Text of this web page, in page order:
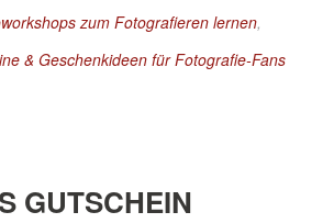
zum Fotografieren lernen,
& Geschenkideen für Fotografie-Fans
GUTSCHEIN